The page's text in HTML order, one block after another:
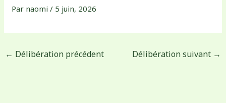
Par naomi/ 5 juin, 2026
← Délibération précédent Délibération suivant →